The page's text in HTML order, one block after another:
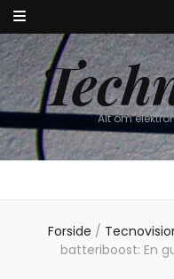
Alt om
Forside /
batteriboost: En